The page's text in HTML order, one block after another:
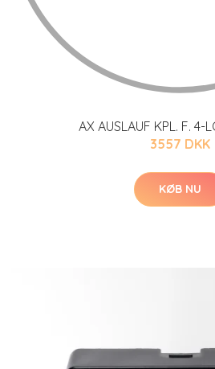
AX AUSLAUF KPL. F. 4-
3557 DKK
KØB NU